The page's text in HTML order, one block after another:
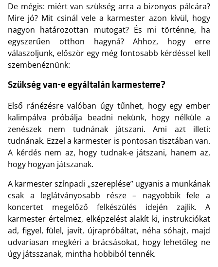
De mégis: miért van szükség arra a bizonyos pálcára?
Mire jó? Mit csinál vele a karmester azon kívül, hogy
nagyon határozottan mutogat? És mi történne, ha
egyszerűen otthon hagyná? Ahhoz, hogy erre
válaszoljunk, először egy még fontosabb kérdéssel kell
szembenéznünk:
Szükség van-e egyáltalán karmesterre?
Első ránézésre valóban úgy tűnhet, hogy egy ember
kalimpálva próbálja beadni nekünk, hogy nélküle a
zenészek nem tudnának játszani. Ami azt illeti:
tudnának. Ezzel a karmester is pontosan tisztában van.
A kérdés nem az, hogy tudnak-e játszani, hanem az,
hogy hogyan játszanak.
A karmester színpadi „szereplése” ugyanis a munkának
csak a leglátványosabb része – nagyobbik fele a
koncertet megelőző felkészülés idején zajlik. A
karmester értelmez, elképzelést alakít ki, instrukciókat
ad, figyel, fülel, javít, újrapróbáltat, néha sóhajt, majd
udvariasan megkéri a brácsásokat, hogy lehetőleg ne
úgy játsszanak, mintha hobbiból tennék.